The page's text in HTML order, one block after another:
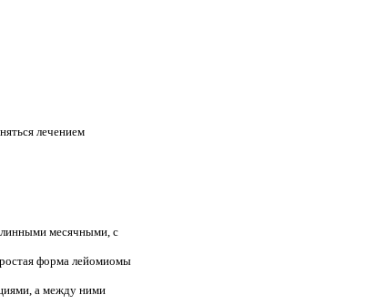
лечением
месячными, с
форма лейомиомы
а между ними